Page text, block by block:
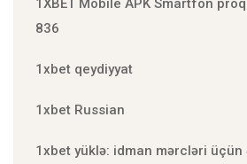
1XBET Mobile APK Smartfon
836
1xbet qeydiyyat
1xbet Russian
1xbet yüklə: idman mərcləri üçün